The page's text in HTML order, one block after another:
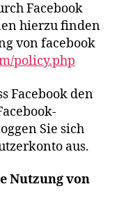
Facebook
hierzu finden
von facebook
policy.php
Facebook den
Sie sich
aus.
Nutzung von